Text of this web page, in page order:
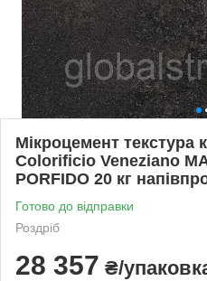
Мікроцемент текстура
Colorificio Veneziano
PORFIDO 20 кг
Готово до відправки
Роздріб
28 357 ₴/